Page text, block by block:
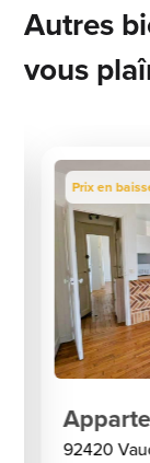
Autres
vous
Prix en
92420